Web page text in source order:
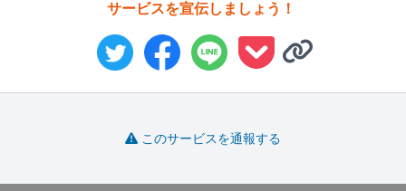
サービスを宣伝しましょう！
このサービスを通報する